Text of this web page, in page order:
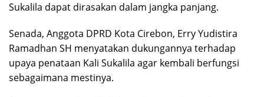
Sukalila dapat dirasakan dalam jangka panjang.
Senada, Anggota DPRD Kota Cirebon, Erry Yudistira
Ramadhan SH menyatakan dukungannya terhadap
upaya penataan Kali Sukalila agar kembali berfungsi
sebagaimana mestinya.